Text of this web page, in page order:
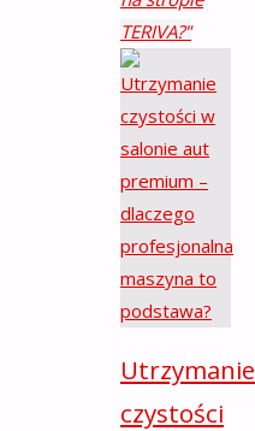
TERIVA?"
Utrzymanie
czystości